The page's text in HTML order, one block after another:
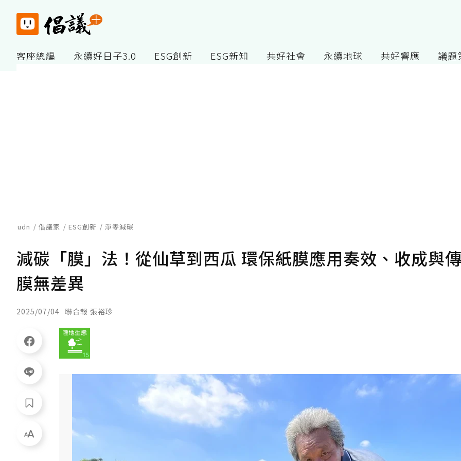
客座總編 永續好日子3.0 ESG創新 ESG新知 共好社會 永續地球 共好響應 議題
udn 倡議家 ESG創新 淨零減碳
減碳「膜」法！從仙草到西瓜 環保紙膜應用奏效、收成與
膜無差異
2025/07/04 聯合報 張裕珍